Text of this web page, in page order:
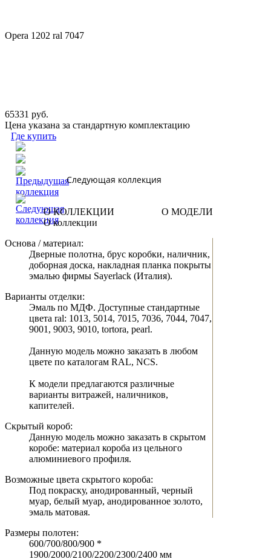
Opera 1202 ral 7047
65331 руб.
Цена указана за стандартную комплектацию
Где купить
Следующая коллекция
О КОЛЛЕКЦИИ
О МОДЕЛИ
О коллекции
Основа / материал:
Дверные полотна, брус коробки, наличник,
доборная доска, накладная планка покрыты
эмалью фирмы Sayerlack (Италия).
Варианты отделки:
Эмаль по МДФ. Доступные стандартные
цвета ral: 1013, 5014, 7015, 7036, 7044, 7047,
9001, 9003, 9010, tortora, pearl.
Данную модель можно заказать в любом
цвете по каталогам RAL, NCS.
К модели предлагаются различные
варианты витражей, наличников,
капителей.
Скрытый короб:
Данную модель можно заказать в скрытом
коробе: материал короба из цельного
алюминиевого профиля.
Возможные цвета скрытого короба:
Под покраску, анодированный, черный
муар, белый муар, анодированное золото,
эмаль матовая.
Размеры полотен:
600/700/800/900 *
1900/2000/2100/2200/2300/2400 мм